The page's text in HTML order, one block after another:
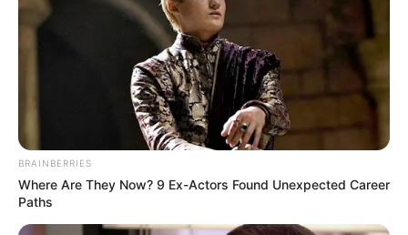
BRAINBERRIES
Where Are They Now? 9 Ex-Actors Found Unexpected Career
Paths